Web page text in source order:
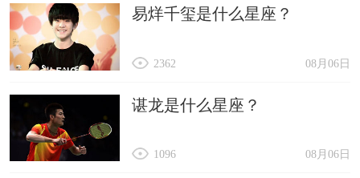
易烊千玺是什么星座？
08月06日
2362
谌龙是什么星座？
08月06日
1096